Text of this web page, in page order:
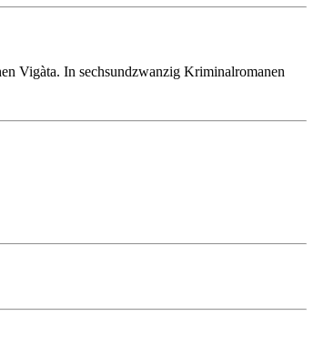
Vigàta. In sechs­und­zwan­zig Kriminal­romanen